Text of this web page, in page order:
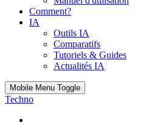
Comment?
IA
Outils IA
Comparatifs
Tutoriels & Guides
Actualités IA
Mobile Menu Toggle
Techno